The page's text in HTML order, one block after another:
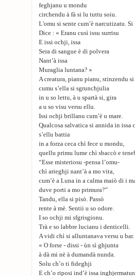
feghjanu u mondu
circhendu à fà si lu tuttu soiu.
L'omu si sente cum’è narcutizatu. Si
Dice : « Eranu cusì issu surrisu
E issi ochji, issa
Sera di sangue è di polvera
Nant’à issa
Muraglia luntana? »
A creatura, pianu pianu, stinzendu si
cumu s’ella si sgrunchjulia
in u so lettu, à u spartà si, gira
a u so visu versu ellu.
Issi ochji brillanu cum’è u mare.
Qualcosa salvatica si annida in issa
s’ellu battia
in a forza ceca chì fece u mondu,
quellu primu lume chì sbaccò e
“Esse misteriosu -pensa l’omu-
chì arieghji nant’à a mo vita,
cum’è a Luna in a calma maiò di i
duve porti a mo primura?”
Tandu, ella si pisò. Passò
rente à mè. Sentii u so odore.
I so ochji mi sfgrisgionu.
Trà e so labbre lucianu i denticelli.
A vidi chì si alluntanava versu u bar.
« O forse - dissi - ùn sì ghjunta
à dà mi nè à dumandà nunda.
Solu ch’o ti fideghji
E ch’o riposi ind’è issa